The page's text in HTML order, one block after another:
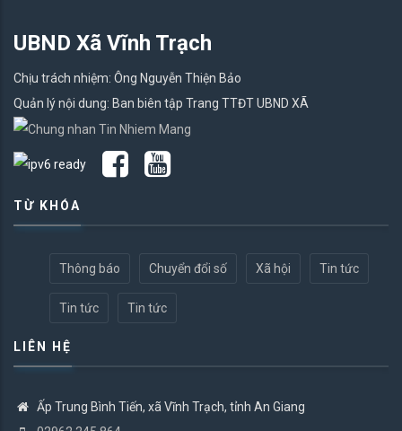
UBND Xã Vĩnh Trạch
Chịu trách nhiệm: Ông Nguyễn Thiện Bảo
Quản lý nội dung: Ban biên tập Trang TTĐT UBND XÃ
TỪ KHÓA
Thông báo Chuyển đổi số Xã hội Tin tức
Tin tức Tin tức
LIÊN HỆ
Ấp Trung Bình Tiến, xã Vĩnh Trạch, tỉnh An Giang